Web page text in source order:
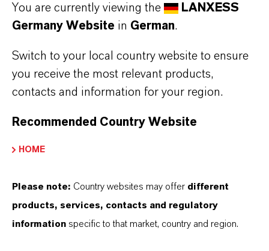
Rating, das einer Bewertung unter den
Branchenführern entspricht. Dieses Rating
wurde für die Jahre 2021, 2022, 2023 und
You are currently viewing the
LANXESS
Germany Website in German.
Switch to your local country website to ensure
you receive the most relevant products,
contacts and information for your region.
Recommended Country Website
HOME
Please note: Country websites may offer different
products, services, contacts and regulatory
information specific to that market, country and region.